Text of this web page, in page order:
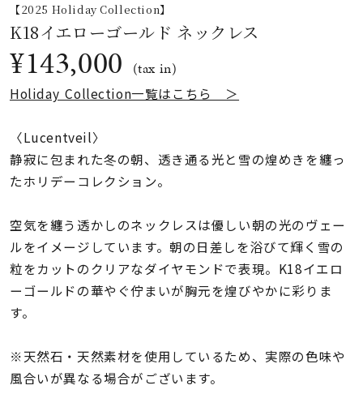
ファッションテイス
ト
着用シーン
コレクション
リングサイズ
メンズ
リングサイズ
～
価格 ¥0
【2025 Holiday Collection】
K18イエローゴールド ネックレス
¥143,000 (tax in)
Holiday Collection一覧はこちら ＞
〈Lucentveil〉
静寂に包まれた冬の朝、透き通る光と雪の煌めきを纏っ
たホリデーコレクション。
空気を纏う透かしのネックレスは優しい朝の光のヴェー
ルをイメージしています。朝の日差しを浴びて輝く雪の
粒をカットのクリアなダイヤモンドで表現。K18イエロ
ーゴールドの華やぐ佇まいが胸元を煌びやかに彩りま
す。
※天然石・天然素材を使用しているため、実際の色味や
風合いが異なる場合がございます。